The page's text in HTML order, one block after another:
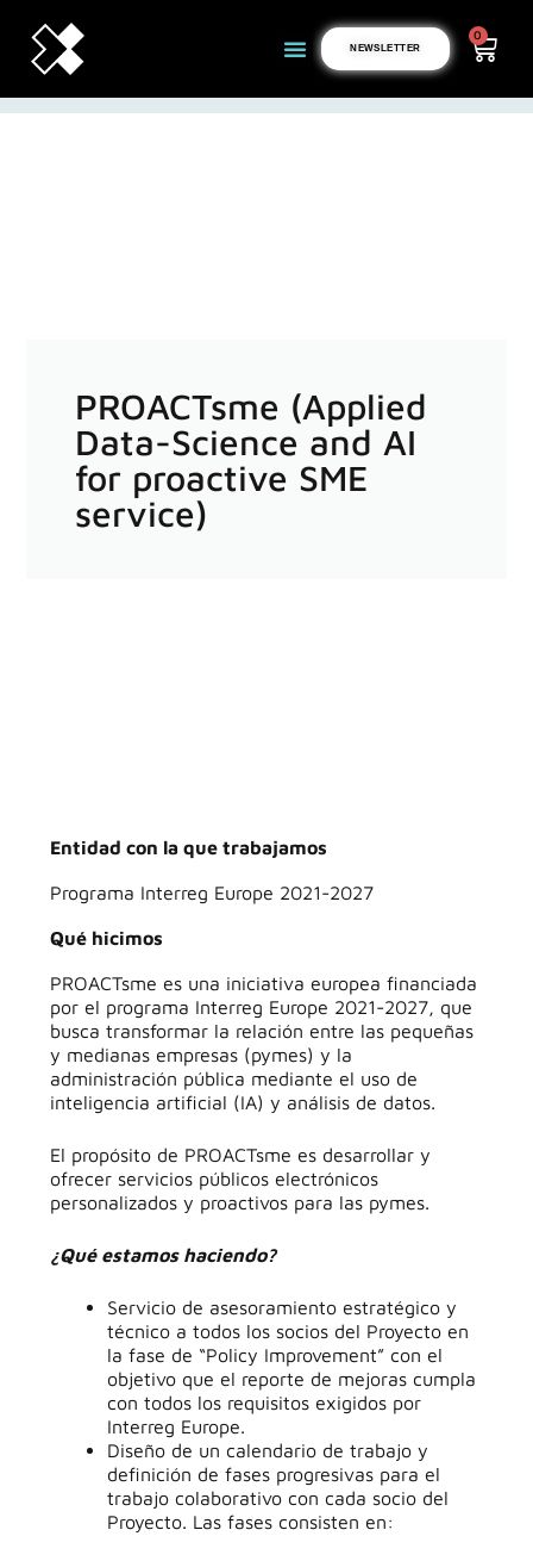
NEWSLETTER
0
PROACTsme (Applied
Data-Science and AI
for proactive SME
service)
Entidad con la que trabajamos
Programa Interreg Europe 2021-2027
Qué hicimos
PROACTsme es una iniciativa europea financiada
por el programa Interreg Europe 2021-2027, que
busca transformar la relación entre las pequeñas
y medianas empresas (pymes) y la
administración pública mediante el uso de
inteligencia artificial (IA) y análisis de datos.
El propósito de PROACTsme es desarrollar y
ofrecer servicios públicos electrónicos
personalizados y proactivos para las pymes.
¿Qué estamos haciendo?
Servicio de asesoramiento estratégico y
técnico a todos los socios del Proyecto en
la fase de “Policy Improvement” con el
objetivo que el reporte de mejoras cumpla
con todos los requisitos exigidos por
Interreg Europe.
Diseño de un calendario de trabajo y
definición de fases progresivas para el
trabajo colaborativo con cada socio del
Proyecto. Las fases consisten en: